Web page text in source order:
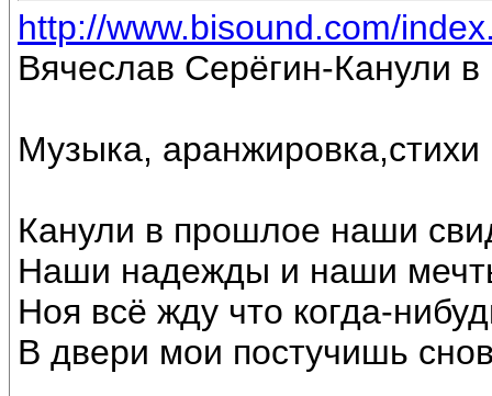
http://www.bisound.com/
Вячеслав Серёгин-Канули
Музыка,
Канули в прошлое наши
Наши надежды и наши
Ноя всё жду что когда-
В двери мои постучишь